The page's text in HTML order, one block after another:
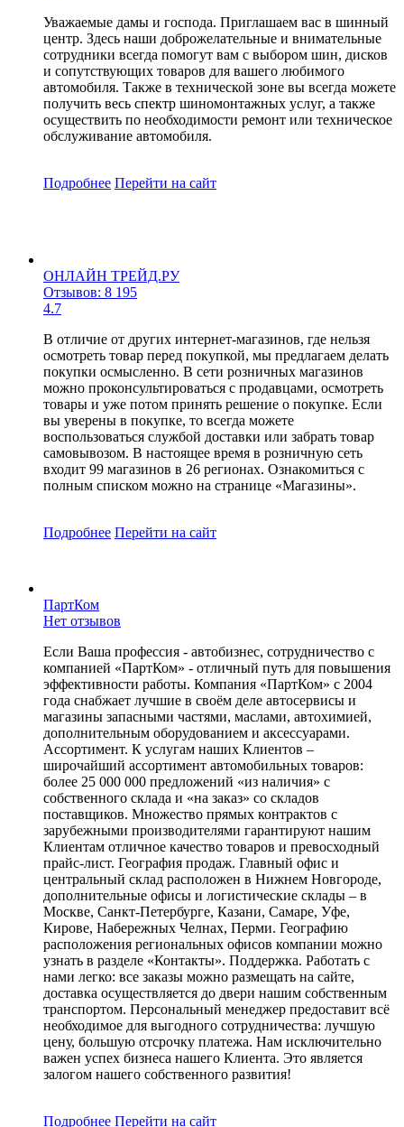
Уважаемые дамы и господа. Приглашаем вас в шинный
центр. Здесь наши доброжелательные и внимательные
сотрудники всегда помогут вам с выбором шин, дисков
и сопутствующих товаров для вашего любимого
автомобиля. Также в технической зоне вы всегда можете
получить весь спектр шиномонтажных услуг, а также
осуществить по необходимости ремонт или техническое
обслуживание автомобиля.
Подробнее Перейти на сайт
ОНЛАЙН ТРЕЙД.РУ
Отзывов: 8 195
4.7
В отличие от других интернет-магазинов, где нельзя
осмотреть товар перед покупкой, мы предлагаем делать
покупки осмысленно. В сети розничных магазинов
можно проконсультироваться с продавцами, осмотреть
товары и уже потом принять решение о покупке. Если
вы уверены в покупке, то всегда можете
воспользоваться службой доставки или забрать товар
самовывозом. В настоящее время в розничную сеть
входит 99 магазинов в 26 регионах. Ознакомиться с
полным списком можно на странице «Магазины».
Подробнее Перейти на сайт
ПартКом
Нет отзывов
Если Ваша профессия - автобизнес, сотрудничество с
компанией «ПартКом» - отличный путь для повышения
эффективности работы. Компания «ПартКом» с 2004
года снабжает лучшие в своём деле автосервисы и
магазины запасными частями, маслами, автохимией,
дополнительным оборудованием и аксессуарами.
Ассортимент. К услугам наших Клиентов –
широчайший ассортимент автомобильных товаров:
более 25 000 000 предложений «из наличия» с
собственного склада и «на заказ» со складов
поставщиков. Множество прямых контрактов с
зарубежными производителями гарантируют нашим
Клиентам отличное качество товаров и превосходный
прайс-лист. География продаж. Главный офис и
центральный склад расположен в Нижнем Новгороде,
дополнительные офисы и логистические склады – в
Москве, Санкт-Петербурге, Казани, Самаре, Уфе,
Кирове, Набережных Челнах, Перми. Географию
расположения региональных офисов компании можно
узнать в разделе «Контакты». Поддержка. Работать с
нами легко: все заказы можно размещать на сайте,
доставка осуществляется до двери нашим собственным
транспортом. Персональный менеджер предоставит всё
необходимое для выгодного сотрудничества: лучшую
цену, большую отсрочку платежа. Нам исключительно
важен успех бизнеса нашего Клиента. Это является
залогом нашего собственного развития!
Подробнее Перейти на сайт